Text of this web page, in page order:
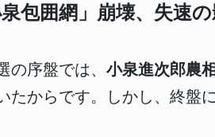
泉包囲網」崩壊、失速
の序盤では、 小泉進次郎農
たからです。しかし、終盤